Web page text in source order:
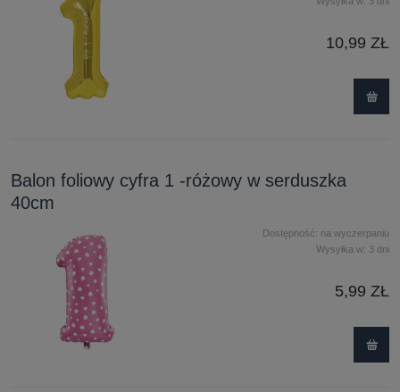
10,99 ZŁ
Balon foliowy cyfra 1 -różowy w serduszka
40cm
Dostępność: na wyczerpaniu
Wysyłka w: 3 dni
5,99 ZŁ